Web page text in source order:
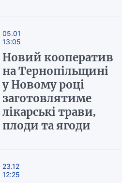
05.01
13:05
Новий кооператив
на Тернопільщині
у Новому році
заготовлятиме
лікарські трави,
плоди та ягоди
23.12
12:25